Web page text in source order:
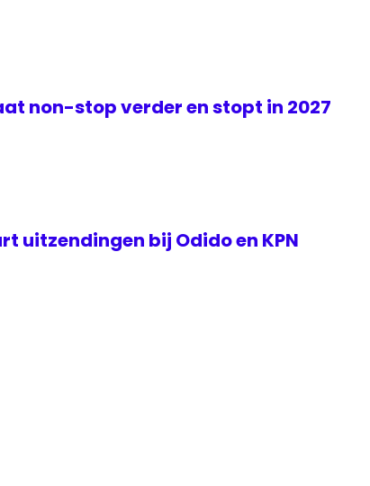
non-stop verder en stopt in 2027
uitzendingen bij Odido en KPN